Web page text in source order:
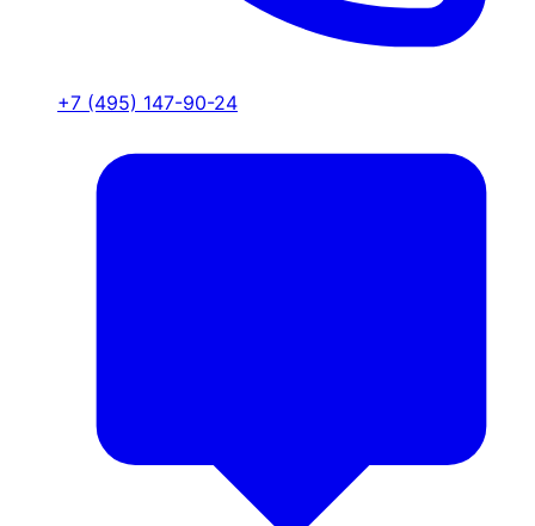
+7 (495) 147-90-24